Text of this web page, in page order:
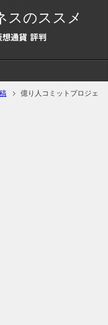
スのススメ
通貨 評判
億り人コミットプロジェ